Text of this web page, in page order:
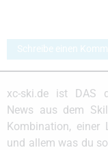
Schreibe einen
xc-ski.de ist DAS
News aus dem
Kombination, einer
und allem was du